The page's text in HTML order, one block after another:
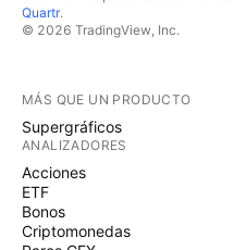
Quartr.
© 2026 TradingView, Inc.
MÁS QUE UN PRODUCTO
Supergráficos
ANALIZADORES
Acciones
ETF
Bonos
Criptomonedas